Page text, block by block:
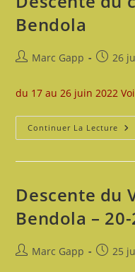
Bendola
Auteur/autrice
la
publication :
Marc Gapp 26
du 17 au 26 juin 2022
Continuer La Lecture
Du
Descente du
Bendola –
Auteur/autrice
Marc Gapp 25